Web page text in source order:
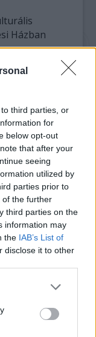
third parties, or
for
below opt-out
that after your
seeing
utilized by
parties prior to
of the further
third parties on the
information may
the IAB’s List of
disclose it to other
or more Google
You may click to
party tags to
in below Google
Házban
a
az UP
a
családi
függetlenül
ki is lehet
a
slam poetry
Házban
lego-
QR